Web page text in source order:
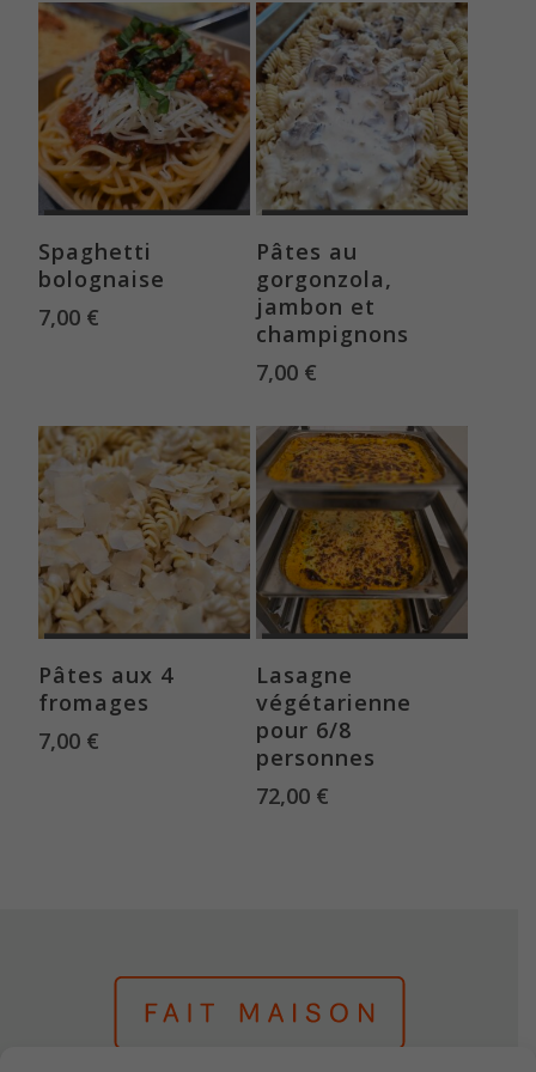
Spaghetti
bolognaise
7,00 €
Pâtes au
gorgonzola,
jambon et
champignons
7,00 €
Pâtes aux 4
fromages
7,00 €
Lasagne
végétarienne
pour 6/8
personnes
72,00 €